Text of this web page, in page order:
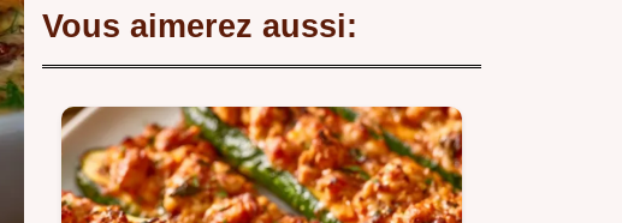
Vous aimerez aussi: